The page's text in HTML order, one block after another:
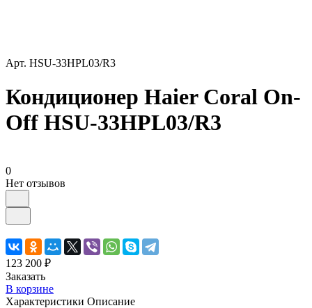
Арт. HSU-33HPL03/R3
Кондиционер Haier Coral On-
Off HSU-33HPL03/R3
0
Нет отзывов
123 200 ₽
Заказать
В корзине
Характеристики Описание